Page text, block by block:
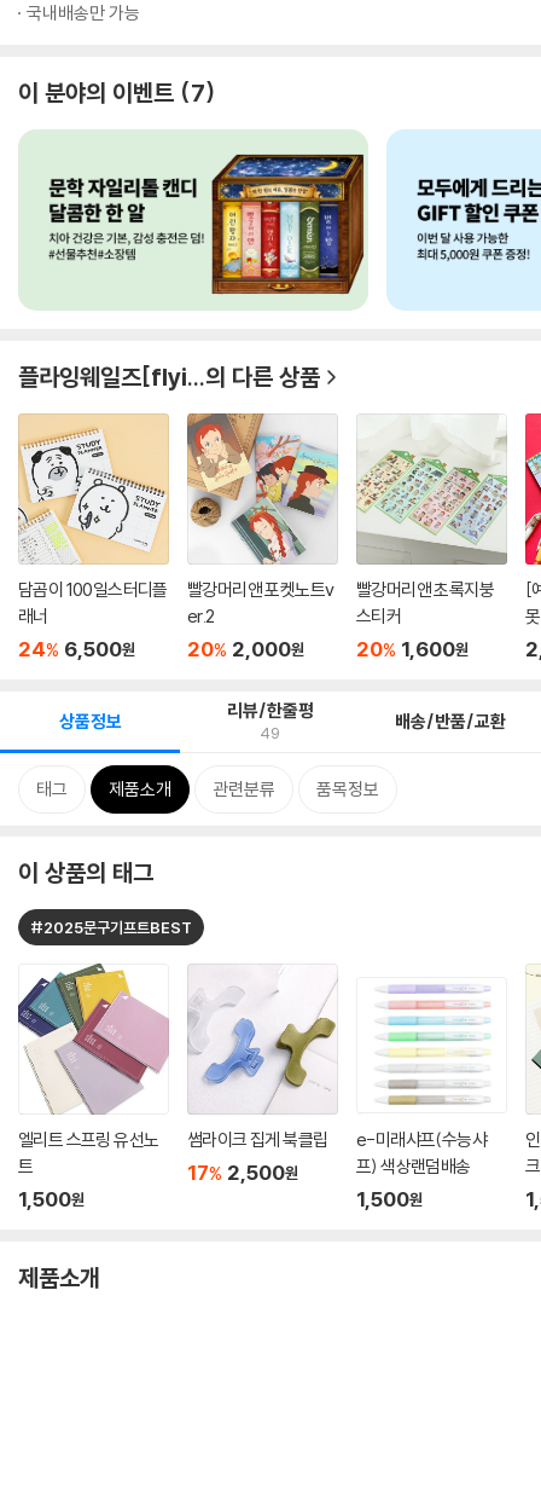
국내배송만 가능
이 분야의 이벤트 7
플라잉웨일즈[flyi...의 다른 상품
담곰이 100일스터디플
래너
24% 6,500원
빨강머리앤 포켓노트v
er.2
20% 2,000원
빨강머리앤 초록지붕
스티커
20% 1,600원
[
2
상품정보 리뷰/한줄평
49 배송/반품/교환
태그 제품소개 관련분류 품목정보
이 상품의 태그
#2025문구기프트BEST
엘리트 스프링 유선노
트
1,500원
썸라이크 집게 북클립
17% 2,500원
e-미래샤프(수능샤
프) 색상랜덤배송
1,500원
크
제품소개